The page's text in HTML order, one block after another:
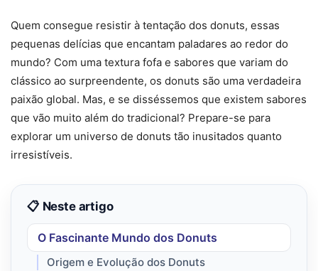
Quem consegue resistir à tentação dos donuts, essas
pequenas delícias que encantam paladares ao redor do
mundo? Com uma textura fofa e sabores que variam do
clássico ao surpreendente, os donuts são uma verdadeira
paixão global. Mas, e se disséssemos que existem sabores
que vão muito além do tradicional? Prepare-se para
explorar um universo de donuts tão inusitados quanto
irresistíveis.
📋 Neste artigo
O Fascinante Mundo dos Donuts
Origem e Evolução dos Donuts